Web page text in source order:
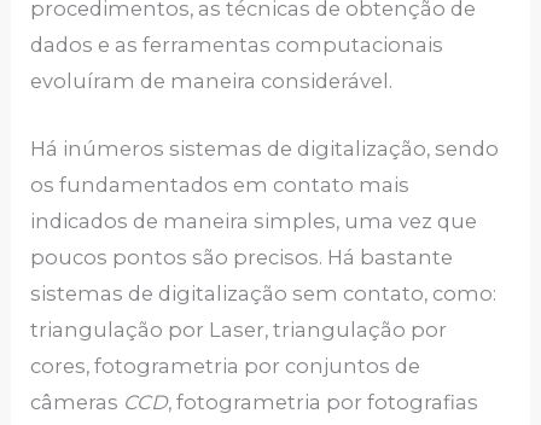
procedimentos, as técnicas de obtenção de
dados e as ferramentas computacionais
evoluíram de maneira considerável.
Há inúmeros sistemas de digitalização, sendo
os fundamentados em contato mais
indicados de maneira simples, uma vez que
poucos pontos são precisos. Há bastante
sistemas de digitalização sem contato, como:
triangulação por Laser, triangulação por
cores, fotogrametria por conjuntos de
câmeras CCD, fotogrametria por fotografias